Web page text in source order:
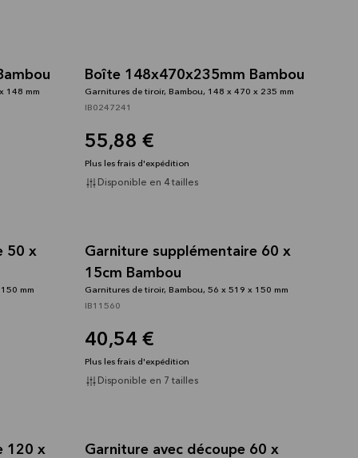
148 mm
Boîte 148x470x235mm Bambou
Garnitures de tiroir, Bambou, 148 x 470 x 235 mm
IB0247241
55,88 €
Plus les frais d'expédition
Disponible en 4 tailles
50 x
mm
Garniture supplémentaire 60 x
15cm Bambou
Garnitures de tiroir, Bambou, 56 x 519 x 150 mm
IB11560
40,54 €
Plus les frais d'expédition
Disponible en 7 tailles
120 x
Garniture avec découpe 60 x